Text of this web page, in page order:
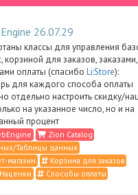
26.07.29
классы для управления
корзиной для заказов, заказами,
оплаты (спасибо Li:Store):
для каждого способа оплаты
отдельно настроить скидку/
на указанное число, но и на
процент
Zion Catalog
Таблицы данных
магазин
Корзина для заказов
Способы оплаты